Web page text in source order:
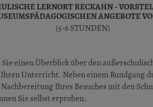
LERNORT RECKAHN -
ANGEBOTE
(5-6 STUNDEN)
einen Überblick über den
Unterricht. Neben einem Rundgang
Ihres Besuches mit den
Sie selbst erproben.